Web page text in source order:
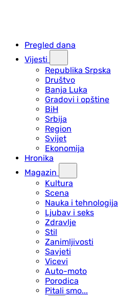
Pregled dana
Vijesti
Republika Srpska
Društvo
Banja Luka
Gradovi i opštine
BiH
Srbija
Region
Svijet
Ekonomija
Hronika
Magazin
Kultura
Scena
Nauka i tehnologija
Ljubav i seks
Zdravlje
Stil
Zanimljivosti
Savjeti
Vicevi
Auto-moto
Porodica
Pitali smo...